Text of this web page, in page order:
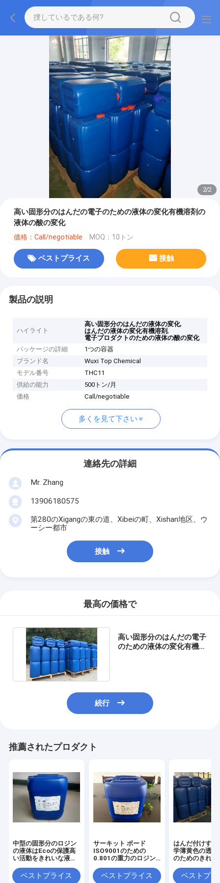
2/2
高い固形分のはんだの電子のための液体の変化有機溶剤の
液体の酸の変化
価格：Call/negotiable MOQ：10トン
ベストプライス 接触
製品の説明
ハイライト
高い固形分のはんだの液体の変化,
はんだの液体の変化有機溶剤,
電子プロダクトのための液体の酸の変化
パッケージの詳細
1つの容器
ブランド名
Wuxi Top Chemical
モデル番号
THC11
供給の能力
500トン/月
価格
Call/negotiable
多くを見て下さい
連絡先の詳細
Mr. Zhang
13906180575
第280のXigangの東の道、Xibeiの町、Xishan地区、ウ
ーシー都市
接触
最高の価格で
高い固形分のはんだの電子
のための液体の変化有機溶
続行
推薦されたプロダクト
中型の固形分のロジン
の液体はEcoの保護高
い活動をきれいな液体
ないベストプライス
サーキット ボード
ISO9001のための
0.801の重力のロジン
分のはんだ
ベストプライス
はんだ付けする
学薄黄色の透明
のためのきれい
ベストプラ